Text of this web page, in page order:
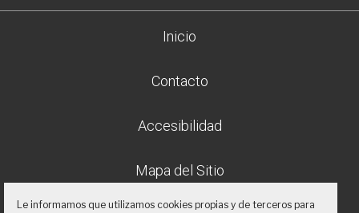
Inicio
Contacto
Accesibilidad
Mapa del Sitio
Le informamos que utilizamos cookies propias y de terceros para